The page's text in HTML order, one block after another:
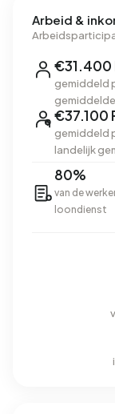
Arbeid &
€31.400
gemiddeld
gemiddelde
€37.100
gemiddeld
landelijk
80%
van de
loondienst